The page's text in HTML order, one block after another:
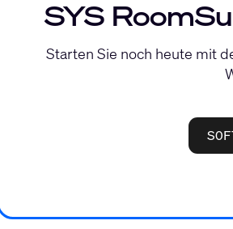
SYS
Starten Sie noch heute mit